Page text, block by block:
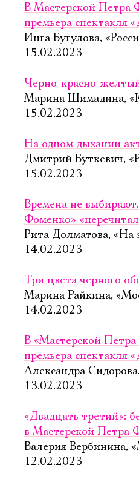
В Мастерской Петра
премьера спектакля
Инга Бугулова,
15.02.2023
Черно-красно-
Марина Шимадина,
15.02.2023
На одном дыхании
Дмитрий Буткевич,
15.02.2023
Времена не
Фоменко»
Рита Долматова, «На
14.02.2023
Три цвета черного
Марина Райкина,
14.02.2023
В «Мастерской
премьера спектакля
Александра
13.02.2023
«Двадцать третий»:
в Мастерской Петра
Валерия Вербинина,
12.02.2023